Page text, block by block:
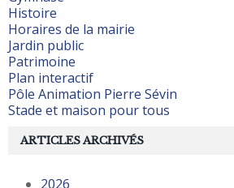
Histoire
Horaires de la mairie
Jardin public
Patrimoine
Plan interactif
Pôle Animation Pierre Sévin
Stade et maison pour tous
ARTICLES ARCHIVÉS
2026